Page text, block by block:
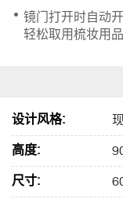
镜门打开时自动
轻松取用梳妆用品
设计风格:
高度:
尺寸: